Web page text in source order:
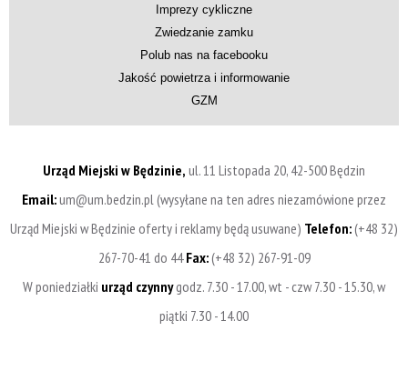
Imprezy cykliczne
Zwiedzanie zamku
Polub nas na facebooku
Jakość powietrza i informowanie
GZM
Urząd Miejski w Będzinie, ul. 11 Listopada 20, 42-500 Będzin
Email:um@um.bedzin.pl (wysyłane na ten adres niezamówione przez
Urząd Miejski w Będzinie oferty i reklamy będą usuwane) Telefon:(+48 32)
267-70-41 do 44Fax:(+48 32) 267-91-09
W poniedziałki urząd czynnygodz. 7.30 - 17.00, wt - czw 7.30 - 15.30, w
piątki 7.30 - 14.00